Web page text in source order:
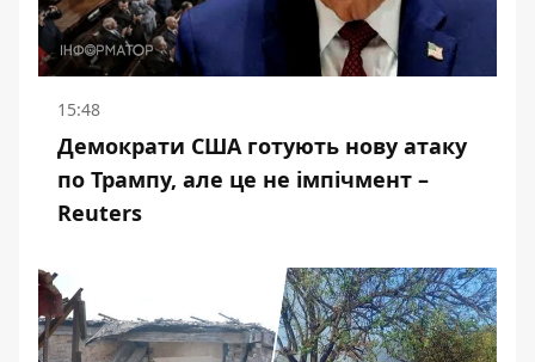
15:48
Демократи США готують нову атаку
по Трампу, але це не імпічмент –
Reuters